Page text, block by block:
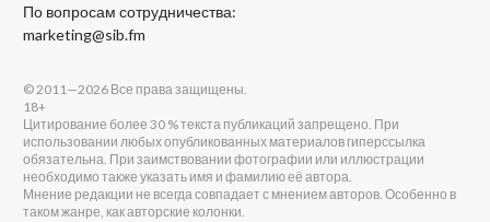
По вопросам сотрудничества:
marketing@sib.fm
© 2011—2026 Все права защищены.
18+
Цитирование более 30 % текста публикаций запрещено. При
использовании любых опубликованных материалов гиперссылка
обязательна. При заимствовании фотографии или иллюстрации
необходимо также указать имя и фамилию её автора.
Мнение редакции не всегда совпадает с мнением авторов. Особенно в
таком жанре, как авторские колонки.